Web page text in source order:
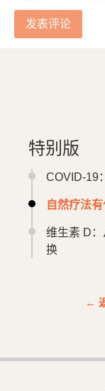
特别版
COVID-19
自然疗法
维生素 D
换
←